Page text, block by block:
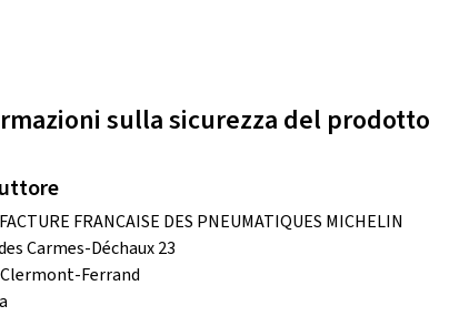
sulla sicurezza del prodotto
FRANCAISE DES PNEUMATIQUES MICHELIN
Carmes-Déchaux 23
Ferrand